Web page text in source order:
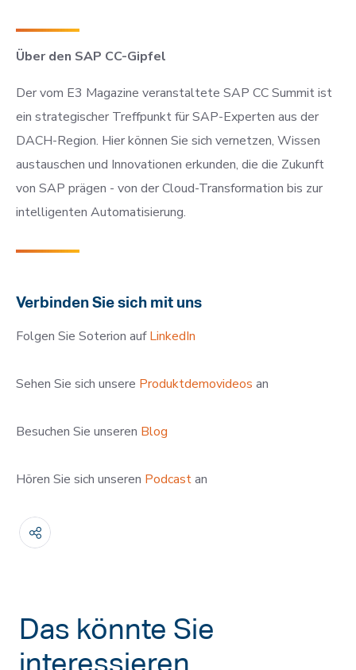
Über den SAP CC-Gipfel
Der vom E3 Magazine veranstaltete SAP CC Summit ist
ein strategischer Treffpunkt für SAP-Experten aus der
DACH-Region. Hier können Sie sich vernetzen, Wissen
austauschen und Innovationen erkunden, die die Zukunft
von SAP prägen - von der Cloud-Transformation bis zur
intelligenten Automatisierung.
Verbinden Sie sich mit uns
Folgen Sie Soterion aufLinkedIn
Sehen Sie sich unsere Produktdemovideos an
Besuchen Sie unseren Blog
Hören Sie sich unseren Podcastan
Das könnte Sie
interessieren